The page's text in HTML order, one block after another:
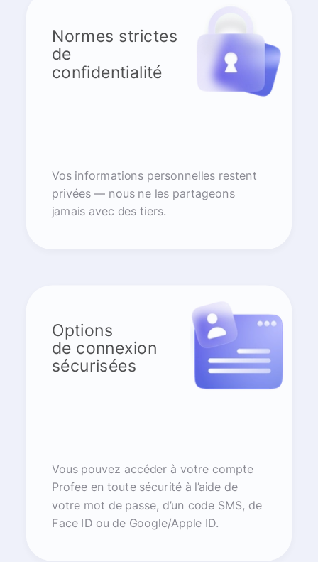
Normes strictes
de
confidentialité
Vos informations personnelles restent
privées — nous ne les partageons
jamais avec des tiers.
Options
de connexion
sécurisées
Vous pouvez accéder à votre compte
Profee en toute sécurité à l’aide de
votre mot de passe, d’un code SMS, de
Face ID ou de Google/Apple ID.